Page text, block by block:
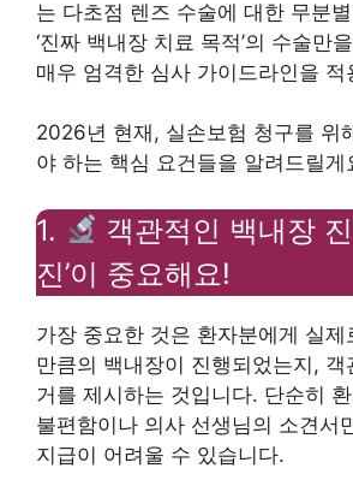
는 다초점 렌즈 수술에 대한 무분
‘진짜 백내장 치료 목적’의 수술만
매우 엄격한 심사 가이드라인을 적
2026년 현재, 실손보험 청구를 위
야 하는 핵심 요건들을 알려드릴게
1.
객관적인 백내장
진’이 중요해요!
가장 중요한 것은 환자분에게 실
만큼의 백내장이 진행되었는지, 객
거를 제시하는 것입니다. 단순히
불편함이나 의사 선생님의 소견서
지급이 어려울 수 있습니다.